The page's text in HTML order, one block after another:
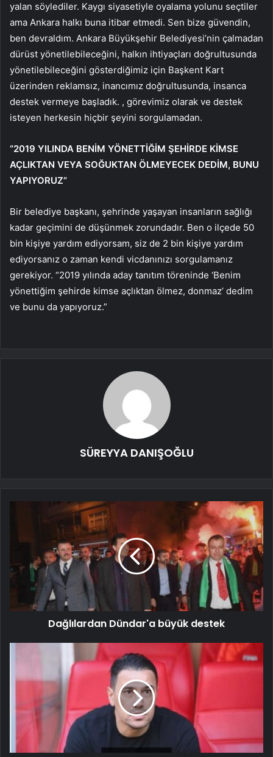
yalan söylediler. Kaygı siyasetiyle oyalama yolunu seçtiler
ama Ankara halkı buna itibar etmedi. Sen bize güvendin,
ben devraldım. Ankara Büyükşehir Belediyesi’nin çalmadan
dürüst yönetilebileceğini, halkın ihtiyaçları doğrultusunda
yönetilebileceğini gösterdiğimiz için Başkent Kart
üzerinden reklamsız, inancımız doğrultusunda, insanca
destek vermeye başladık. , görevimiz olarak ve destek
isteyen herkesin hiçbir şeyini sorgulamadan.
“2019 YILINDA BENİM YÖNETTİĞİM ŞEHİRDE KİMSE
AÇLIKTAN VEYA SOĞUKTAN ÖLMEYECEK DEDİM, BUNU
YAPIYORUZ”
Bir belediye başkanı, şehrinde yaşayan insanların sağlığı
kadar geçimini de düşünmek zorundadır. Ben o ilçede 50
bin kişiye yardım ediyorsam, siz de 2 bin kişiye yardım
ediyorsanız o zaman kendi vicdanınızı sorgulamanız
gerekiyor. “2019 yılında aday tanıtım töreninde ‘Benim
yönettiğim şehirde kimse açlıktan ölmez, donmaz’ dedim
ve bunu da yapıyoruz.”
SÜREYYA DANIŞOĞLU
Dağlılardan Dündar'a büyük destek